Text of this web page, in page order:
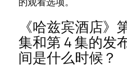
《哈兹宾酒店》
集和第 4 集的发
间是什么时候？